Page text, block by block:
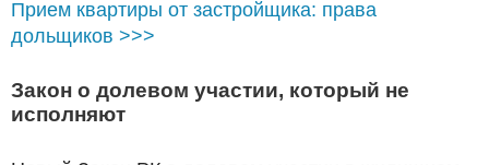
Прием квартиры от застройщика: права
дольщиков >>>
Закон о долевом участии, который не
исполняют